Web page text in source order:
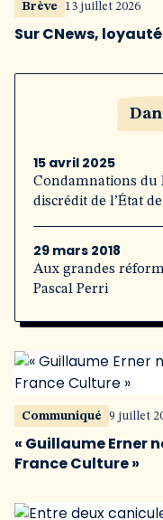
Brève 13 juillet 2026
Sur CNews,
15 avril 2025
Condamnations du
discrédit de l’État
29 mars 2018
Aux grandes
Pascal Perri
Communiqué 9 juillet
« Guillaume Erner
France Culture »